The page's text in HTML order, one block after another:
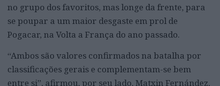
no grupo dos favoritos, mas longe da frente, para
se poupar a um maior desgaste em prol de
Pogacar, na Volta a França do ano passado.
“Ambos são valores confirmados na batalha por
classificações gerais e complementam-se bem
entre si”, afirmou, por seu lado, Matxin Fernández,